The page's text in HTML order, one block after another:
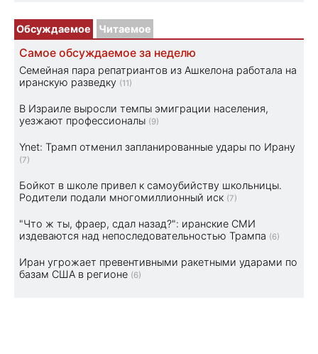
Обсуждаемое Читаемое
Самое обсуждаемое за неделю
Семейная пара репатриантов из Ашкелона работала на
иранскую разведку (11)
В Израиле выросли темпы эмиграции населения,
уезжают профессионалы (9)
Ynet: Трамп отменил запланированные удары по Ирану
(7)
Бойкот в школе привел к самоубийству школьницы.
Родители подали многомиллионный иск (7)
"Что ж ты, фраер, сдал назад?": иранские СМИ
издеваются над непоследовательностью Трампа (6)
Иран угрожает превентивными ракетными ударами по
базам США в регионе (6)